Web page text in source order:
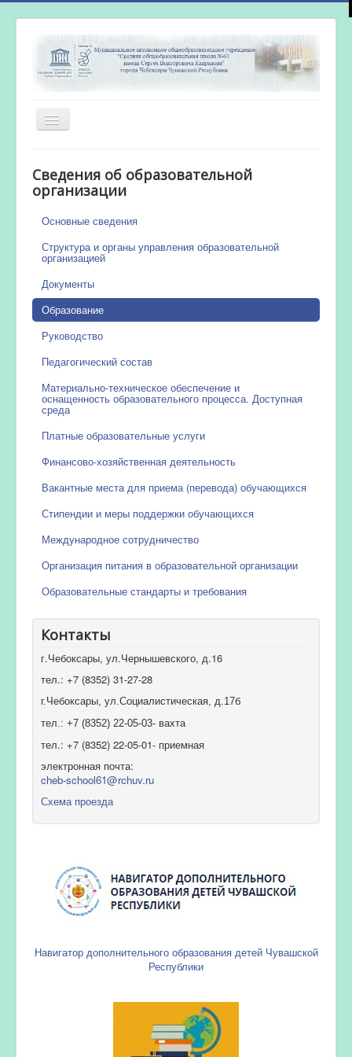
Включить/
выключить
Новости
Сведения об образовательной
организации
Основные сведения
Структура и органы управления образовательной
организацией
Документы
Образование
Руководство
Педагогический состав
Материально-техническое обеспечение и
оснащенность образовательного процесса. Доступная
среда
Платные образовательные услуги
Финансово-хозяйственная деятельность
Вакантные места для приема (перевода) обучающихся
Стипендии и меры поддержки обучающихся
Международное сотрудничество
Организация питания в образовательной организации
Образовательные стандарты и требования
Контакты
г.Чебоксары, ул.Чернышевского, д.16
тел.: +7 (8352) 31-27-28
г.Чебоксары, ул.Социалистическая, д.17б
тел.: +7 (8352) 22-05-03- вахта
тел.: +7 (8352) 22-05-01- приемная
электронная почта:
cheb-school61@rchuv.ru
Схема проезда
Навигатор дополнительного образования детей Чувашской
Республики